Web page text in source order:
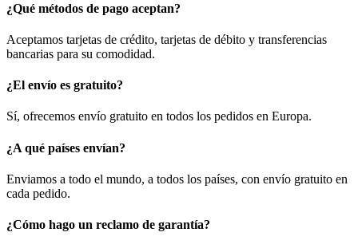
¿Qué métodos de pago aceptan?
Aceptamos tarjetas de crédito, tarjetas de débito y transferencias
bancarias para su comodidad.
¿El envío es gratuito?
Sí, ofrecemos envío gratuito en todos los pedidos en Europa.
¿A qué países envían?
Enviamos a todo el mundo, a todos los países, con envío gratuito en
cada pedido.
¿Cómo hago un reclamo de garantía?